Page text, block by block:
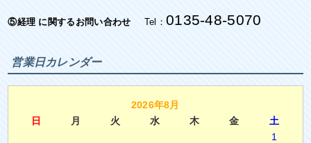
⑤経理 に関するお問い合わせ Tel： 0135-48-5070
営業日カレンダー
2026年8月
日
月 火 水 木 金
土
1